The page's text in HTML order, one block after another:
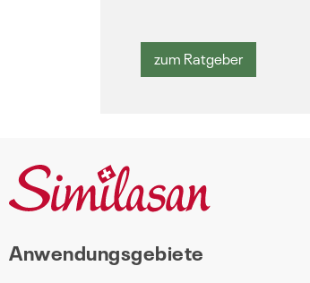
zum Ratgeber
Anwendungsgebiete